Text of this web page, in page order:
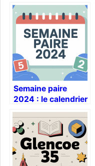
Semaine paire
2024 : le calendrier
simple pour ne plus
se tromper